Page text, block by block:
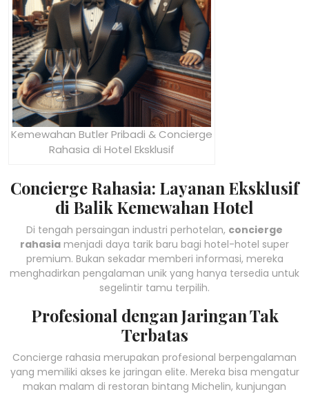
Kemewahan Butler Pribadi & Concierge
Rahasia di Hotel Eksklusif
Concierge Rahasia: Layanan Eksklusif
di Balik Kemewahan Hotel
Di tengah persaingan industri perhotelan, concierge
rahasia menjadi daya tarik baru bagi hotel-hotel super
premium. Bukan sekadar memberi informasi, mereka
menghadirkan pengalaman unik yang hanya tersedia untuk
segelintir tamu terpilih.
Profesional dengan Jaringan Tak
Terbatas
Concierge rahasia merupakan profesional berpengalaman
yang memiliki akses ke jaringan elite. Mereka bisa mengatur
makan malam di restoran bintang Michelin, kunjungan